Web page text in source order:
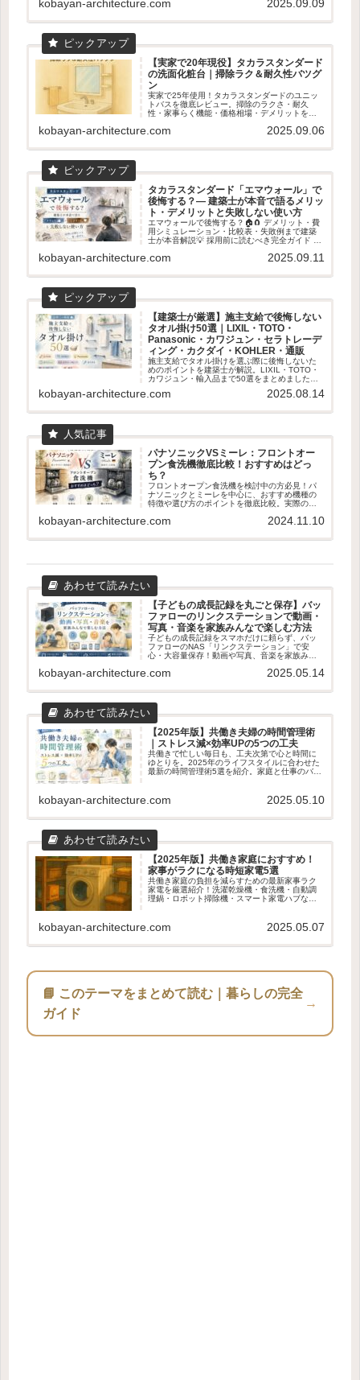
kobayan-architecture.com 2025.09.09
【実家で20年現役】タカラスタンダード
の洗面化粧台｜掃除ラク＆耐久性バツグ
ン
実家で25年使用！タカラスタンダードのユニッ
トバスを徹底レビュー。掃除のラクさ・耐久
性・家事らく機能・価格相場・デメリットを数
kobayan-architecture.com 2025.09.06
タカラスタンダード「エマウォール」で
後悔する？― 建築士が本音で語るメリッ
ト・デメリットと失敗しない使い方
エマウォールで後悔する？🏠🧲 デメリット・費
用シミュレーション・比較表・失敗例まで建築
士が本音解説💡 採用前に読むべき完全ガイド 👓
kobayan-architecture.com 2025.09.11
【建築士が厳選】施主支給で後悔しない
タオル掛け50選｜LIXIL・TOTO・
Panasonic・カワジュン・セラトレーデ
ィング・カクダイ・KOHLER・通販
施主支給でタオル掛けを選ぶ際に後悔しないた
めのポイントを建築士が解説。LIXIL・TOTO・
カワジュン・輸入品まで50選をまとめました。
kobayan-architecture.com 2025.08.14
パナソニックVSミーレ：フロントオー
プン食洗機徹底比較！おすすめはどっ
ち？
フロントオープン食洗機を検討中の方必見！パ
ナソニックとミーレを中心に、おすすめ機種の
特徴や選び方のポイントを徹底比較。実際のユ
びをサポートします。容量、乾燥機能、使いや
kobayan-architecture.com 2024.11.10
【子どもの成長記録を丸ごと保存】バッ
ファローのリンクステーションで動画・
写真・音楽を家族みんなで楽しむ方法
子どもの成長記録をスマホだけに頼らず、バッ
ファローのNAS「リンクステーション」で安
心・大容量保存！動画や写真、音楽を家族みん
トをわかりやすく解説します。
kobayan-architecture.com 2025.05.14
【2025年版】共働き夫婦の時間管理術
｜ストレス減×効率UPの5つの工夫
共働きで忙しい毎日も、工夫次第で心と時間に
ゆとりを。2025年のライフスタイルに合わせた
最新の時間管理術5選を紹介。家庭と仕事のバラ
kobayan-architecture.com 2025.05.10
【2025年版】共働き家庭におすすめ！
家事がラクになる時短家電5選
共働き家庭の負担を減らすための最新家事ラク
家電を厳選紹介！洗濯乾燥機・食洗機・自動調
理鍋・ロボット掃除機・スマート家電ハブな
kobayan-architecture.com 2025.05.07
📘 このテーマをまとめて読む｜暮らしの完全
ガイド
→